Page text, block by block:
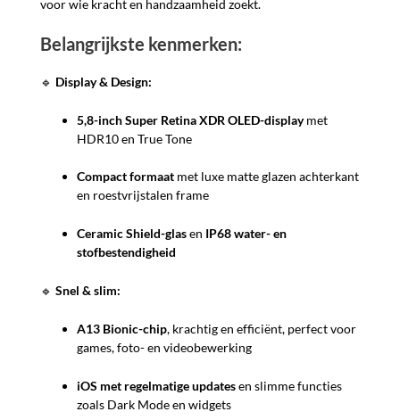
voor wie kracht en handzaamheid zoekt.
Belangrijkste kenmerken:
🔹 Display & Design:
5,8-inch Super Retina XDR OLED-displaymet
HDR10 en True Tone
Compact formaat met luxe matte glazen achterkant
en roestvrijstalen frame
Ceramic Shield-glasen IP68 water- en
stofbestendigheid
🔹 Snel & slim:
A13 Bionic-chip, krachtig en efficiënt, perfect voor
games, foto- en videobewerking
iOS met regelmatige updatesen slimme functies
zoals Dark Mode en widgets